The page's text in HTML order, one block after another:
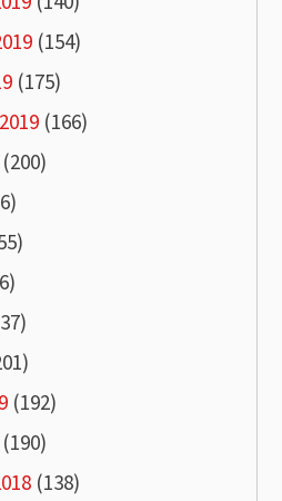
(154)
(175)
(166)
(200)
(192)
(190)
(138)